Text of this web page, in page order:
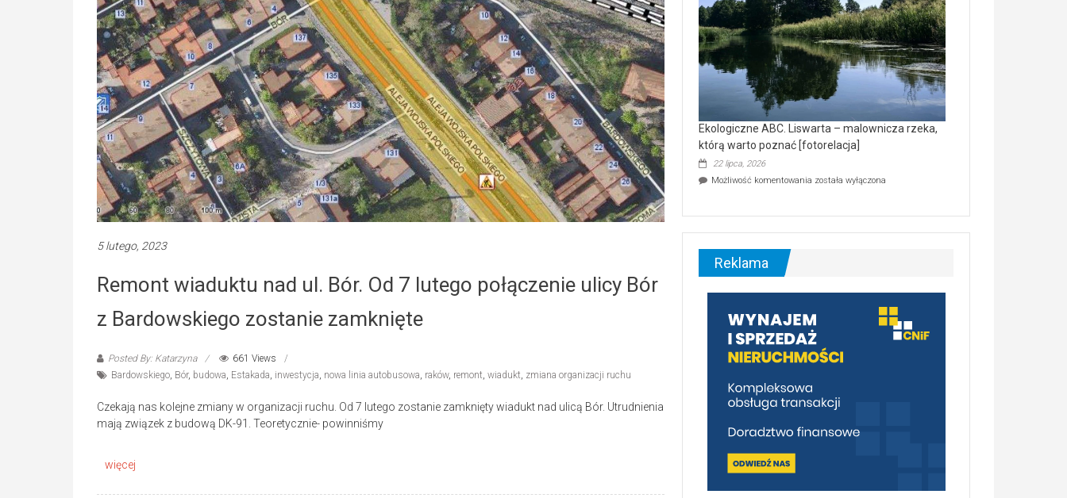
5 lutego, 2023
Remont wiaduktu nad ul. Bór. Od 7 lutego połączenie ulicy Bór
z Bardowskiego zostanie zamknięte
Posted By: Katarzyna
661 Views
Bardowskiego Bór, budowa Estakada inwestycja nowa linia autobusowa raków, remont wiadukt zmiana organizacji ruchu
Czekają nas kolejne zmiany w organizacji ruchu. Od 7 lutego zostanie zamknięty wiadukt nad ulicą Bór. Utrudnienia
mają związek z budową DK-91. Teoretycznie- powinniśmy
Ekologiczne ABC. Liswarta – malownicza rzeka,
którą warto poznać [fotorelacja]
22 lipca, 2026
Możliwość komentowania Ekologiczne
–
malownicza
[fotorelacja]
została wyłączona
Reklama